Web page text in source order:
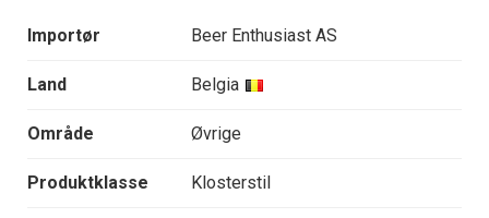
Importør Beer Enthusiast AS
Land Belgia
Område Øvrige
Produktklasse Klosterstil